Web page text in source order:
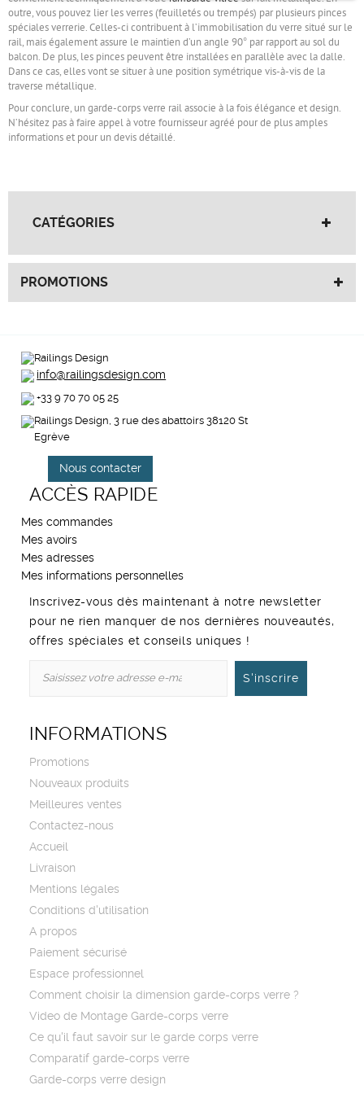
outre, vous pouvez lier les verres (feuilletés ou trempés) par plusieurs pinces
spéciales verrerie. Celles-ci contribuent à l’immobilisation du verre situé sur le
rail, mais également assure le maintien d’un angle 90° par rapport au sol du
balcon. De plus, les pinces peuvent être installées en parallèle avec la dalle.
Dans ce cas, elles vont se situer à une position symétrique vis-à-vis de la
traverse métallique.
Pour conclure, un garde-corps verre rail associe à la fois élégance et design.
N’hésitez pas à faire appel à votre fournisseur agréé pour de plus amples
informations et pour un devis détaillé.
CATÉGORIES
PROMOTIONS
info@railingsdesign.com
+33 9 70 70 05 25
Railings Design, 3 rue des abattoirs 38120 St
Egrève
Nous contacter
ACCÈS RAPIDE
Mes commandes
Mes avoirs
Mes adresses
Mes informations personnelles
Inscrivez-vous dès maintenant à notre newsletter
pour ne rien manquer de nos dernières nouveautés,
offres spéciales et conseils uniques !
S'inscrire
INFORMATIONS
Promotions
Nouveaux produits
Meilleures ventes
Contactez-nous
Accueil
Livraison
Mentions légales
Conditions d'utilisation
A propos
Paiement sécurisé
Espace professionnel
Comment choisir la dimension garde-corps verre ?
Video de Montage Garde-corps verre
Ce qu'il faut savoir sur le garde corps verre
Comparatif garde-corps verre
Garde-corps verre design